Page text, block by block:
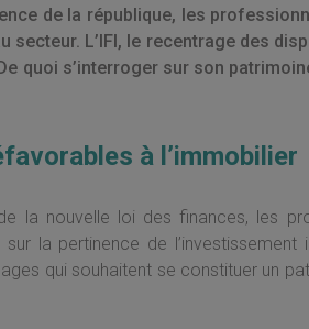
de la république, les
L’IFI, le recentrage des
quoi s’interroger sur son
à l’immobilier
la nouvelle loi des finances, les
la pertinence de
qui souhaitent se constituer un